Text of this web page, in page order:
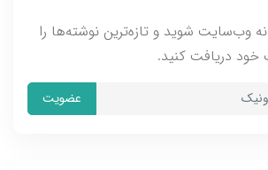
وب‌سایت شوید و تازه‌ترین نوشته‌ها را
خود دریافت کنید.
عضویت